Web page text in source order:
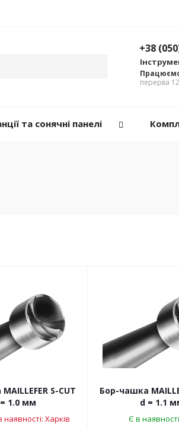
+38
перерва
та сонячні панелі
S-CUT
1.0 мм
Харків
Бор-чашка
d = 1.1
Є в